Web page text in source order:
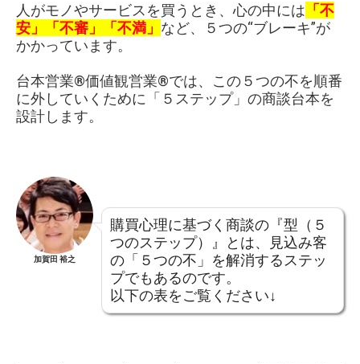
人がモノやサービスを買うとき、心の中には 「不
安」「不審」「不満」 など、５つの“ブレーキ”が
かかっています。
台本営業®︎価値観営業®︎では、この５つの不を順番
に外していくために「５ステップ」の商談台本を
設計します。
加賀田 裕之
購買心理に基づく商談の『型（５
つのステップ）』とは、見込み客
の「５つの不」を解消するステッ
プでもあるのです。
以下の表をご覧ください↓